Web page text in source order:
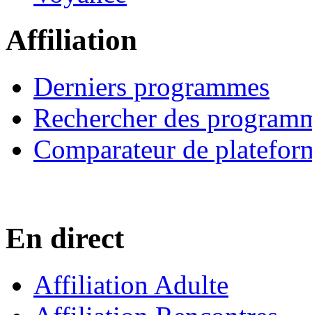
Affiliation
Derniers programmes
Rechercher des
Comparateur de
En direct
Affiliation Adulte